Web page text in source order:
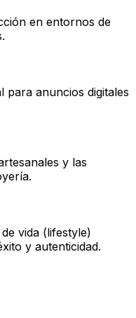
en entornos de
para anuncios digitales
y las
vida (lifestyle)
y autenticidad.